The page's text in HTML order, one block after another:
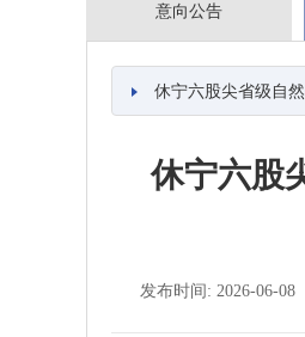
意向公告
休宁六股尖省级自
休宁六股
发布时间: 2026-06-08